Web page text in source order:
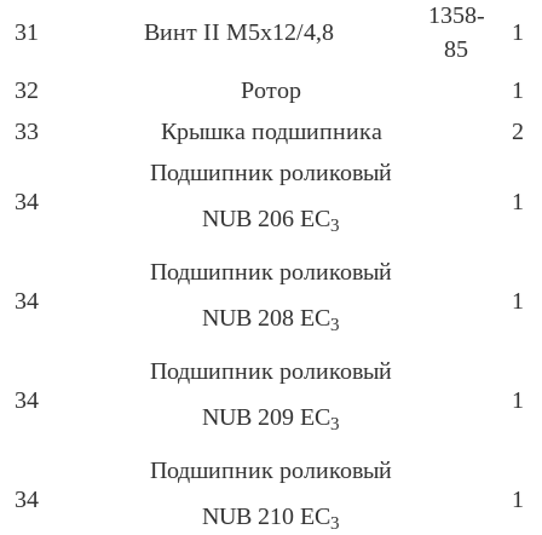
31 Винт ІІ М5х12/4,8
1358-
85
1
32 Ротор
1
33
Крышка подшипника 2
34
Подшипник роликовый
NUB 206 EC3
1
34
Подшипник роликовый
NUB 208 EC3
1
34
Подшипник роликовый
NUB 209 EC3
1
34
Подшипник роликовый
NUB 210 EC3
1